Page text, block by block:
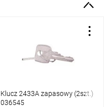
Klucz 2433A zapasowy (2szt.)
036545